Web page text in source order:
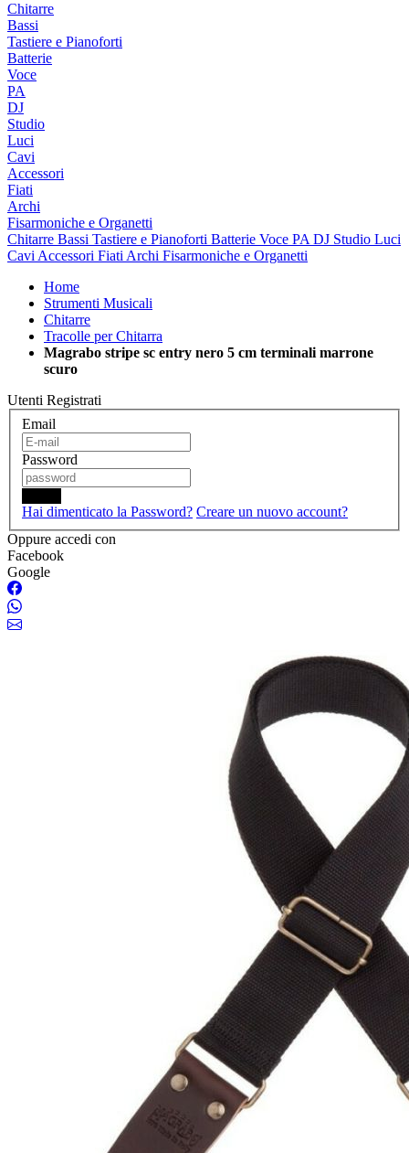
Chitarre
Bassi
Tastiere e Pianoforti
Batterie
Voce
PA
DJ
Studio
Luci
Cavi
Accessori
Fiati
Archi
Fisarmoniche e Organetti
Chitarre Bassi Tastiere e Pianoforti Batterie Voce PA DJ Studio Luci
Cavi Accessori Fiati Archi Fisarmoniche e Organetti
Home
Strumenti Musicali
Chitarre
Tracolle per Chitarra
Magrabo stripe sc entry nero 5 cm terminali marrone
scuro
Utenti Registrati
Email
Password
Hai dimenticato la Password? Creare un nuovo account?
Oppure accedi con
Facebook
Google